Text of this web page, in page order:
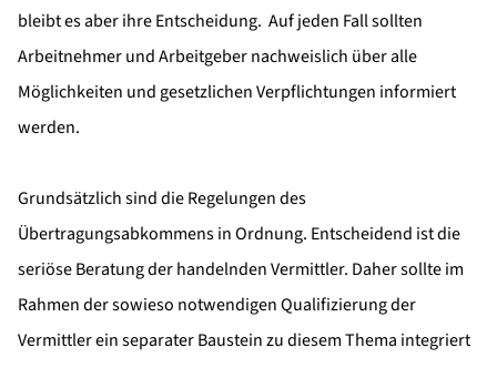
bleibt es aber ihre Entscheidung. Auf jeden Fall sollten
Arbeitnehmer und Arbeitgeber nachweislich über alle
Möglichkeiten und gesetzlichen Verpflichtungen informiert
werden.
Grundsätzlich sind die Regelungen des
Übertragungsabkommens in Ordnung. Entscheidend ist die
seriöse Beratung der handelnden Vermittler. Daher sollte im
Rahmen der sowieso notwendigen Qualifizierung der
Vermittler ein separater Baustein zu diesem Thema integriert